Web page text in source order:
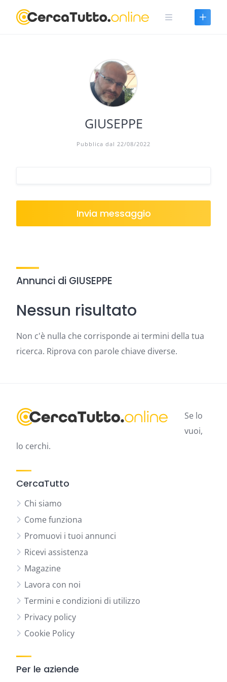
GIUSEPPE
Pubblica dal 22/08/2022
Invia messaggio
Annunci di GIUSEPPE
Nessun risultato
Non c'è nulla che corrisponde ai termini della tua
ricerca. Riprova con parole chiave diverse.
Se lo
vuoi,
lo cerchi.
CercaTutto
Chi siamo
Come funziona
Promuovi i tuoi annunci
Ricevi assistenza
Magazine
Lavora con noi
Termini e condizioni di utilizzo
Privacy policy
Cookie Policy
Per le aziende